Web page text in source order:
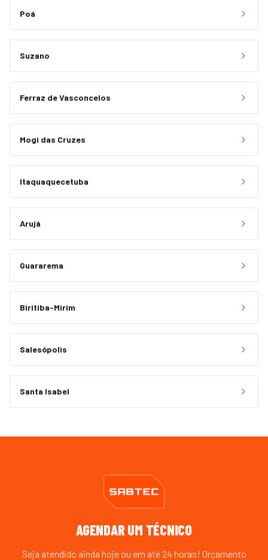
Poá
Suzano
Ferraz de Vasconcelos
Mogi das Cruzes
Itaquaquecetuba
Arujá
Guararema
Biritiba-Mirim
Salesópolis
Santa Isabel
AGENDAR UM TÉCNICO
Seja atendido ainda hoje ou em até 24 horas! Orçamento